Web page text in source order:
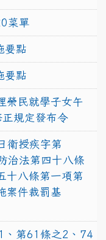
菜單
要點
要點
榮民就學子女午
規定發布令
衛授疾字第
治法第四十八條
十八條第一項第
案件裁罰基
、第61條之2、74